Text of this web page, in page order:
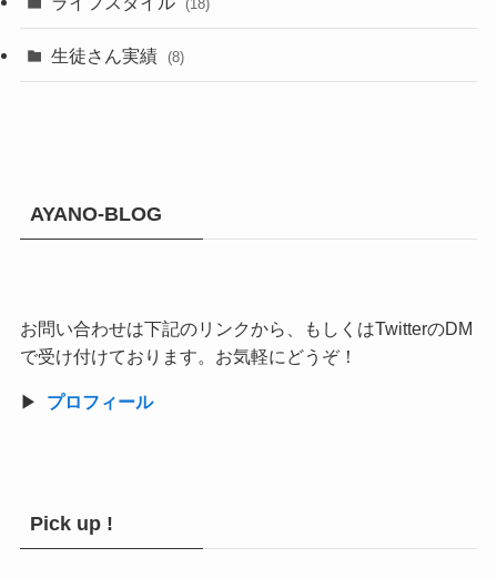
(18)
生徒さん実績 (8)
AYANO-BLOG
お問い合わせは下記のリンクから、もしくはTwitterのDM
で受け付けております。お気軽にどうぞ！
▶︎ プロフィール
Pick up !